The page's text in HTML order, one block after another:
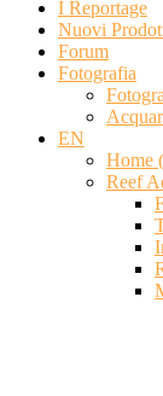
I Reportage
Nuovi
Forum
Fotografia
EN
Home
Reef